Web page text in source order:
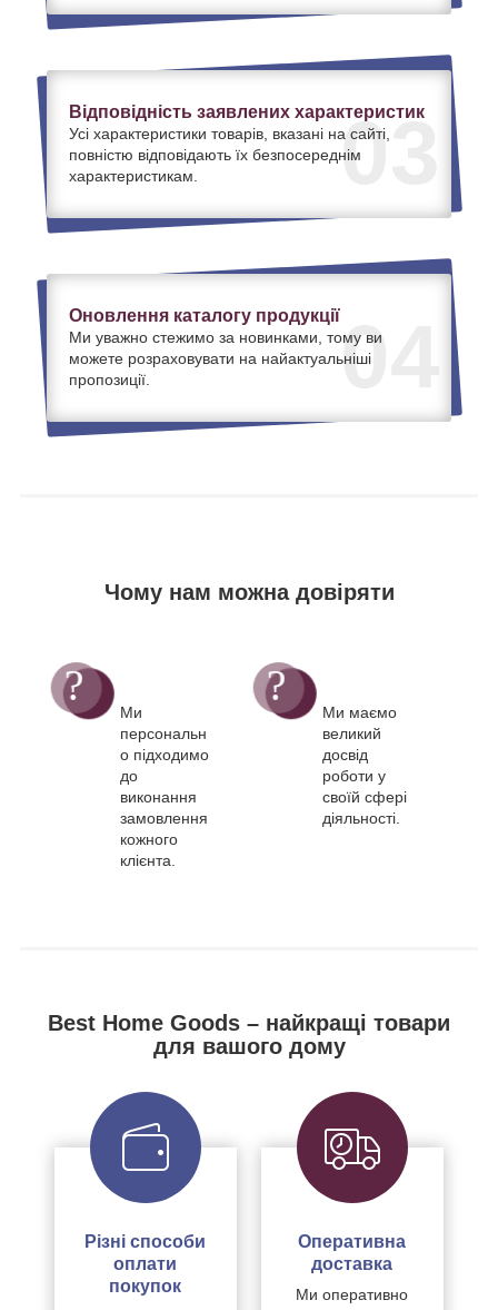
03
Відповідність заявлених характеристик
Усі характеристики товарів, вказані на сайті,
повністю відповідають їх безпосереднім
характеристикам.
04
Оновлення каталогу продукції
Ми уважно стежимо за новинками, тому ви
можете розраховувати на найактуальніші
пропозиції.
Чому нам можна довіряти
Ми
персональн
о підходимо
до
виконання
замовлення
кожного
клієнта.
Ми маємо
великий
досвід
роботи у
своїй сфері
діяльності.
Best Home Goods – найкращі товари
для вашого дому
Різні способи
оплати
покупок
Оперативна
доставка
Ми оперативно